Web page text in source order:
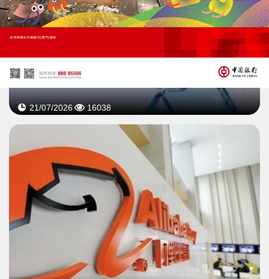
阿里發布2.4兆參數Qwen3.8
21/07/2026 16038